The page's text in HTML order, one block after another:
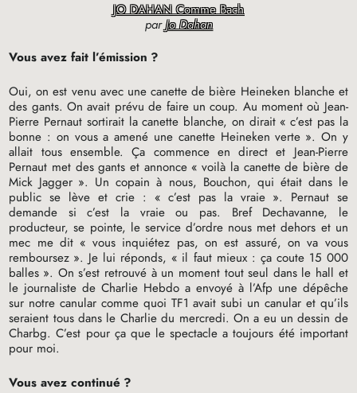
JO DAHAN Comme Bach
parJo Dahan
Vous avez fait l’émission ?
Oui, on est venu avec une canette de bière Heineken blanche et
des gants. On avait prévu de faire un coup. Au moment où Jean-
Pierre Pernaut sortirait la canette blanche, on dirait « c’est pas la
bonne : on vous a amené une canette Heineken verte ». On y
allait tous ensemble. Ça commence en direct et Jean-Pierre
Pernaut met des gants et annonce « voilà la canette de bière de
Mick Jagger ». Un copain à nous, Bouchon, qui était dans le
public se lève et crie : « c’est pas la vraie ». Pernaut se
demande si c’est la vraie ou pas. Bref Dechavanne, le
producteur, se pointe, le service d’ordre nous met dehors et un
mec me dit « vous inquiétez pas, on est assuré, on va vous
remboursez ». Je lui réponds, « il faut mieux : ça coute 15 000
balles ». On s’est retrouvé à un moment tout seul dans le hall et
le journaliste de Charlie Hebdo a envoyé à l’Afp une dépêche
sur notre canular comme quoi TF1 avait subi un canular et qu’ils
seraient tous dans le Charlie du mercredi. On a eu un dessin de
Charbg. C’est pour ça que le spectacle a toujours été important
pour moi.
Vous avez continué ?